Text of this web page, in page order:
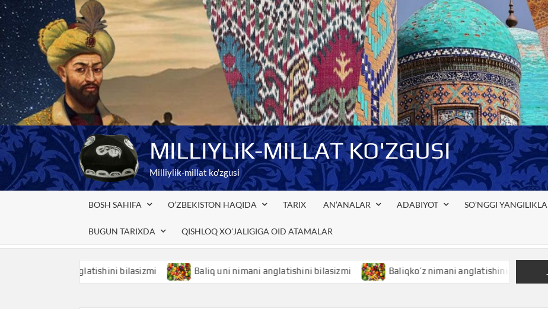
Skip
to
content
MILLIYLIK-MILLAT KO'ZGUSI
Milliylik-millat ko'zgusi
BOSH SAHIFA O’ZBEKISTON HAQIDA TARIX AN’ANALAR ADABIYOT SO’NGGI
BUGUN TARIXDA QISHLOQ XO’JALIGIGA OID ATAMALAR
anglatishini bilasizmi Baliq uni nimani anglatishini bilasizmi Baliqko’z nimani anglatishini bilasizmi